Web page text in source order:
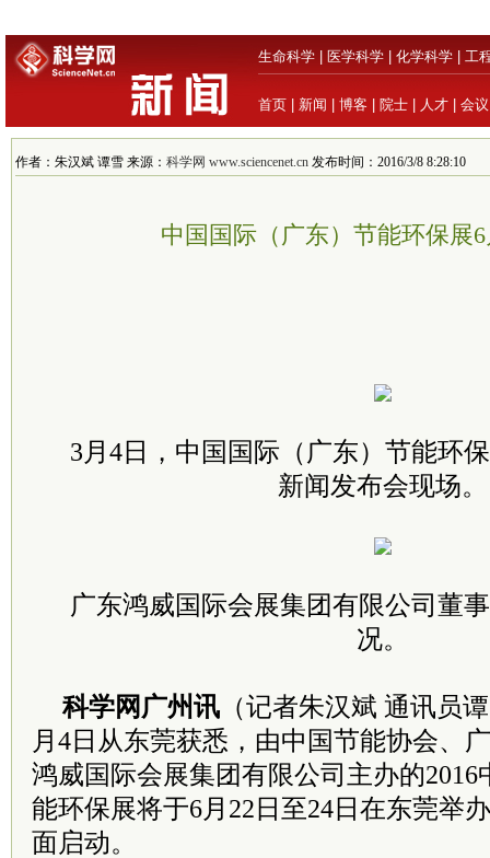
生命科学 医学科学 化学科学 工
首页 新闻 博客 院士 人才 会议
作者：朱汉斌 谭雪 来源： 科学网 www.sciencenet.cn 发布时间：2016/3/8 8:28:10
中国国际（广东）节能环保展
3月4日，中国国际（广东）节能环
新闻发布会现场。
广东鸿威国际会展集团有限公司董
况。
科学网广州讯 （记者朱汉斌 通讯员
月4日从东莞获悉，由中国节能协会、
鸿威国际会展集团有限公司主办的
能环保展将于6月22日至24日在东莞举
面启动。